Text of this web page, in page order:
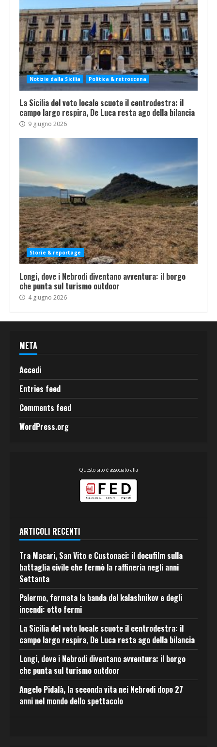
Notizie dalla Sicilia Politica & retroscena
La Sicilia del voto locale scuote il centrodestra: il
campo largo respira, De Luca resta ago della bilancia
9 giugno 2026
Storie & reportage
Longi, dove i Nebrodi diventano avventura: il borgo
che punta sul turismo outdoor
4 giugno 2026
META
Accedi
Entries feed
Comments feed
WordPress.org
Questo sito è associato alla
ARTICOLI RECENTI
Tra Macari, San Vito e Custonaci: il docufilm sulla
battaglia civile che fermò la raffineria negli anni
Settanta
Palermo, fermata la banda del kalashnikov e degli
incendi: otto fermi
La Sicilia del voto locale scuote il centrodestra: il
campo largo respira, De Luca resta ago della bilancia
Longi, dove i Nebrodi diventano avventura: il borgo
che punta sul turismo outdoor
Angelo Pidalà, la seconda vita nei Nebrodi dopo 27
anni nel mondo dello spettacolo